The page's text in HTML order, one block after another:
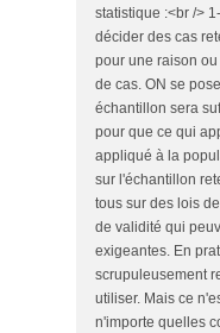
statistique :<br />
décider des cas
pour une raison
de cas. ON se
échantillon sera
pour que ce qui
appliqué à la
sur l'échantillon
tous sur des lois
de validité qui
exigeantes. En
scrupuleusement
utiliser. Mais ce
n'importe quelles